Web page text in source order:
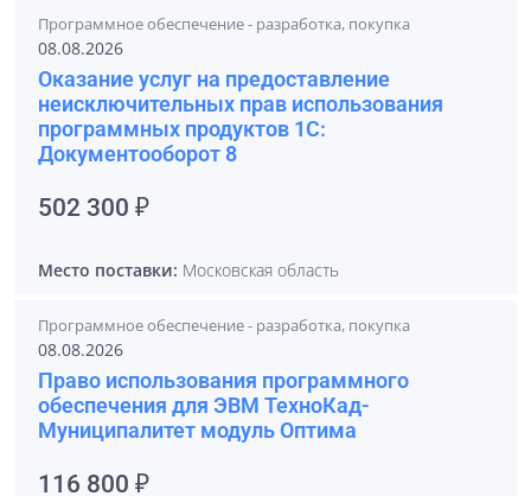
Программное обеспечение - разработка, покупка
08.08.2026
Оказание услуг на предоставление
неисключительных прав использования
программных продуктов 1С:
Документооборот 8
502 300 ₽
Место поставки: Московская область
Программное обеспечение - разработка, покупка
08.08.2026
Право использования программного
обеспечения для ЭВМ ТехноКад-
Муниципалитет модуль Оптима
116 800 ₽